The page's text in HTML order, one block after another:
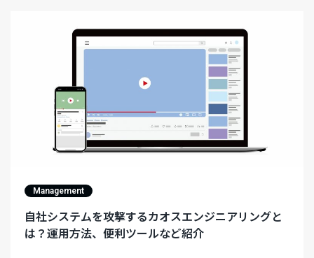
Management
自社システムを攻撃するカオスエンジニアリングと
は？運用方法、便利ツールなど紹介